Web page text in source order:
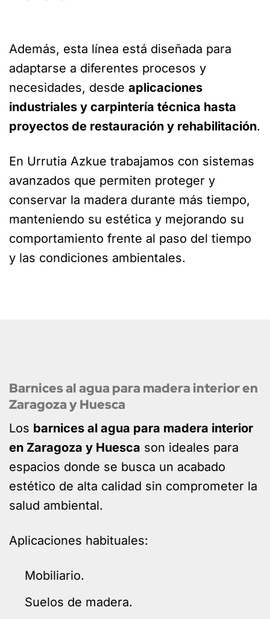
Además, esta línea está diseñada para
adaptarse a diferentes procesos y
necesidades, desde aplicaciones
industriales y carpintería técnica hasta
proyectos de restauración y rehabilitación.
En Urrutia Azkue trabajamos con sistemas
avanzados que permiten proteger y
conservar la madera durante más tiempo,
manteniendo su estética y mejorando su
comportamiento frente al paso del tiempo
y las condiciones ambientales.
Barnices al agua para madera interior en
Zaragoza y Huesca
Los barnices al agua para madera interior
en Zaragoza y Huesca son ideales para
espacios donde se busca un acabado
estético de alta calidad sin comprometer la
salud ambiental.
Aplicaciones habituales:
Mobiliario.
Suelos de madera.